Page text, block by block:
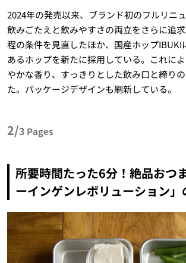
2024年の発売以来、ブランド初のフルリニ
飲みごたえと飲みやすさの両立をさらに追
程の条件を見直したほか、国産ホップIBUKI
あるホップを新たに採用している。これに
やかな香り、すっきりとした飲み口と締り
た。パッケージデザインも刷新している。
2/3 Pages
所要時間たった6分！絶品おつ
ーインゲンレボリューション」